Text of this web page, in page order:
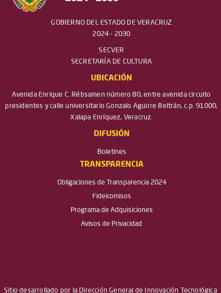
GOBIERNO DEL ESTADO DE VERACRUZ
2024 - 2030
SECVER
SECRETARÍA DE CULTURA
UBICACIÓN
Avenida Enrique C. Rébsamen número 80, entre avenida circuito
presidentes y calle universitario Gonzalo Aguirre Beltrán, c.p. 91000,
Xalapa Enríquez, Veracruz.
DIFUSIÓN
Boletines
TRANSPARENCIA
Obligaciones de Transparencia 2024
Fideicomisos
Programa de Adquisiciones
Avisos de Privacidad
Sitio desarrollado por la Dirección General de Innovación Tecnológica